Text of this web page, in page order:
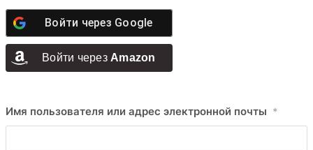
Войти через Google
Войти через Amazon
Имя пользователя или адрес электронной почты *